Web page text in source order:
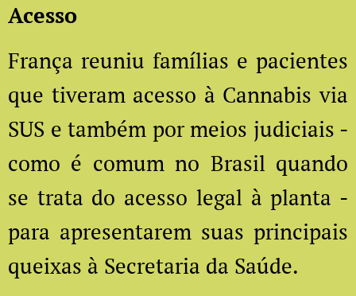
Acesso
França reuniu famílias e pacientes
que tiveram acesso à Cannabis via
SUS e também por meios judiciais -
como é comum no Brasil quando
se trata do acesso legal à planta -
para apresentarem suas principais
queixas à Secretaria da Saúde.